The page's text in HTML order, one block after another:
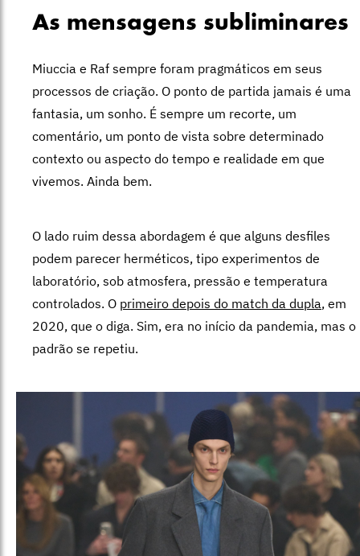
As mensagens subliminares
Miuccia e Raf sempre foram pragmáticos em seus
processos de criação. O ponto de partida jamais é uma
fantasia, um sonho. É sempre um recorte, um
comentário, um ponto de vista sobre determinado
contexto ou aspecto do tempo e realidade em que
vivemos. Ainda bem.
O lado ruim dessa abordagem é que alguns desfiles
podem parecer herméticos, tipo experimentos de
laboratório, sob atmosfera, pressão e temperatura
controlados. O primeiro depois do match da dupla, em
2020, que o diga. Sim, era no início da pandemia, mas o
padrão se repetiu.